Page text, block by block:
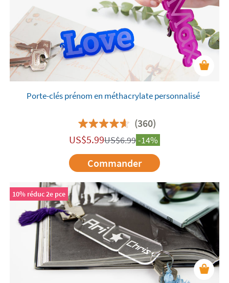
Porte-clés prénom en méthacrylate personnalisé
(360)
US$5.99US$6.99-14%
Commander
10% réduc 2e pce